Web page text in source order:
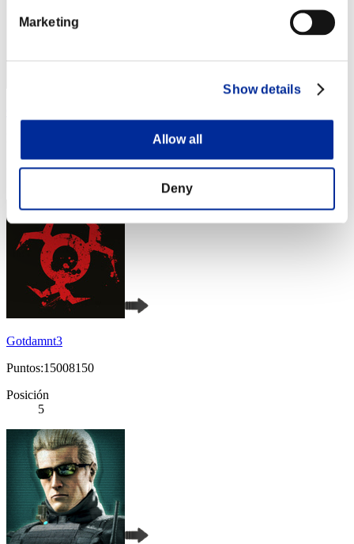
Marketing
Show details
Allow all
Deny
Posición
Gotdamnt3
Puntos:15008150
Posición
5